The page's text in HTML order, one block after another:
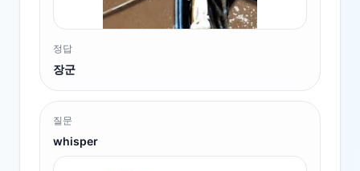
정답
장군
질문
whisper